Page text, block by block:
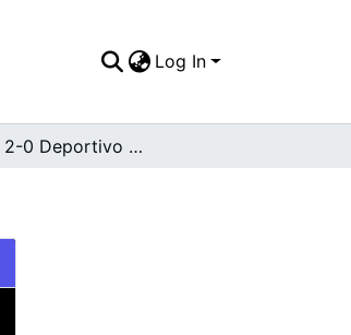
Log In
América 2-0 Deportivo Cali